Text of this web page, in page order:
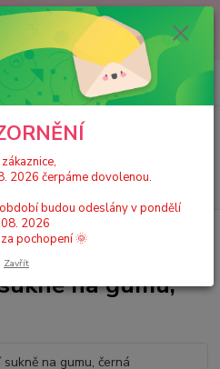
08.08. 2026 čerpáme dovolenou.
budou odeslány v pondělí 11.08.
za pochopení 🌞
CZK
Hledat
0 Kč
/ balet
Dívčí taneční sukně
na gumu,
2026 čerpáme dovolenou.
budou odeslány v pondělí
2026
pochopení 🌞
Zavřít